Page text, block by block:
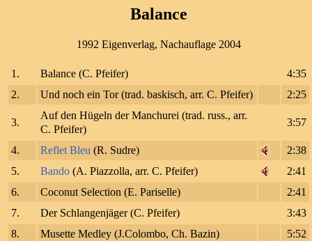
Balance
1992 Eigenverlag, Nachauflage 2004
1. Balance (C. Pfeifer)
4:35
2.
Und noch ein Tor (trad. baskisch, arr. C. Pfeifer) 2:25
3.
Auf den Hügeln der Manchurei (trad. russ., arr.
C. Pfeifer)
3:57
4. Reflet Bleu (R. Sudre)
2:38
5.
Bando (A. Piazzolla, arr. C. Pfeifer)
2:41
6.
Coconut Selection (E. Pariselle)
2:41
7.
Der Schlangenjäger (C. Pfeifer)
3:43
8.
Musette Medley (J.Colombo, Ch. Bazin)
5:52